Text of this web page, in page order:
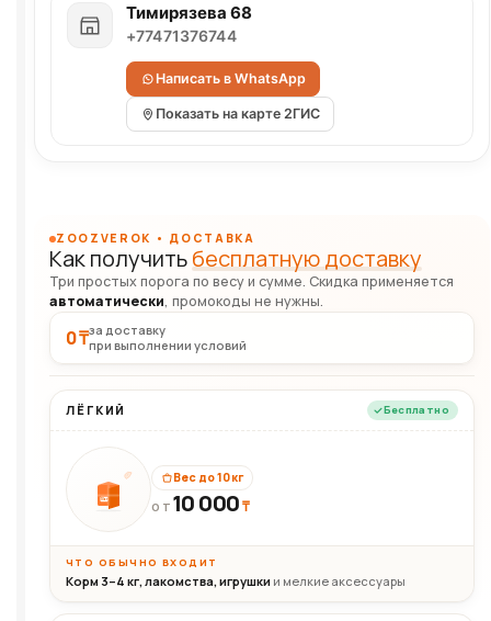
Тимирязева 68
+77471376744
Написать в WhatsApp
Показать на карте 2ГИС
ZOOZVEROK • ДОСТАВКА
Как получитьбесплатную доставку
Три простых порога по весу и сумме. Скидка применяется
автоматически, промокоды не нужны.
0 ₸за доставку
при выполнении условий
ЛЁГКИЙ Бесплатно
10кг
Вес до 10 кг
ОТ 10 000₸
ЧТО ОБЫЧНО ВХОДИТ
Корм 3–4 кг, лакомства, игрушки и мелкие аксессуары